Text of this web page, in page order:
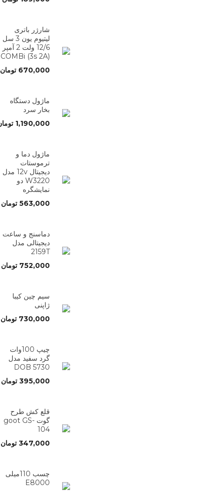
شارژر باتری
لیتیوم یون 3 سل
12/6 ولت 2 آمپر
(3s 2A) COMBi
670,000 تومان
ماژول دستگاه
بخار سرد
1,190,000
ماژول دما و
ترموستات
دیجیتال 12v مدل
W3220 دو
نمایشگره
563,000 تومان
دماسنج و ساعت
دیجیتالی مدل
2159T
752,000 تومان
سیم چین کیبا
ژاپنی
730,000 تومان
چیپ 100وات
گرد سفید مدل
5730 DOB
395,000 تومان
قلع کش طرح
گوت goot GS-
104
347,000 تومان
چسب 110میلی
E8000